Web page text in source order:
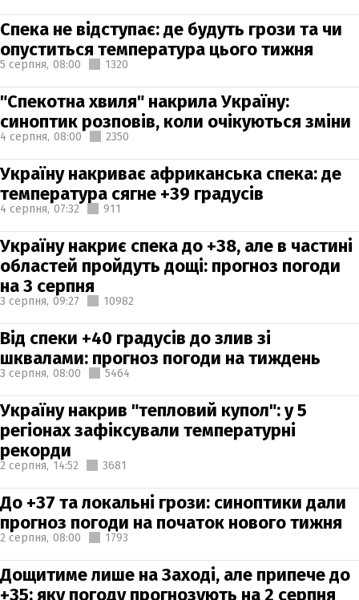
Спека не відступає: де будуть грози та чи
опуститься температура цього тижня
5 серпня, 08:00 1320
"Спекотна хвиля" накрила Україну:
синоптик розповів, коли очікуються зміни
4 серпня, 08:00 2350
Україну накриває африканська спека: де
температура сягне +39 градусів
4 серпня, 07:32 911
Україну накриє спека до +38, але в частині
областей пройдуть дощі: прогноз погоди
на 3 серпня
3 серпня, 09:27 10982
Від спеки +40 градусів до злив зі
шквалами: прогноз погоди на тиждень
3 серпня, 08:00 5464
Україну накрив "тепловий купол": у 5
регіонах зафіксували температурні
рекорди
2 серпня, 14:52 3681
До +37 та локальні грози: синоптики дали
прогноз погоди на початок нового тижня
2 серпня, 08:00 1793
Дощитиме лише на Заході, але припече до
+35: яку погоду прогнозують на 2 серпня